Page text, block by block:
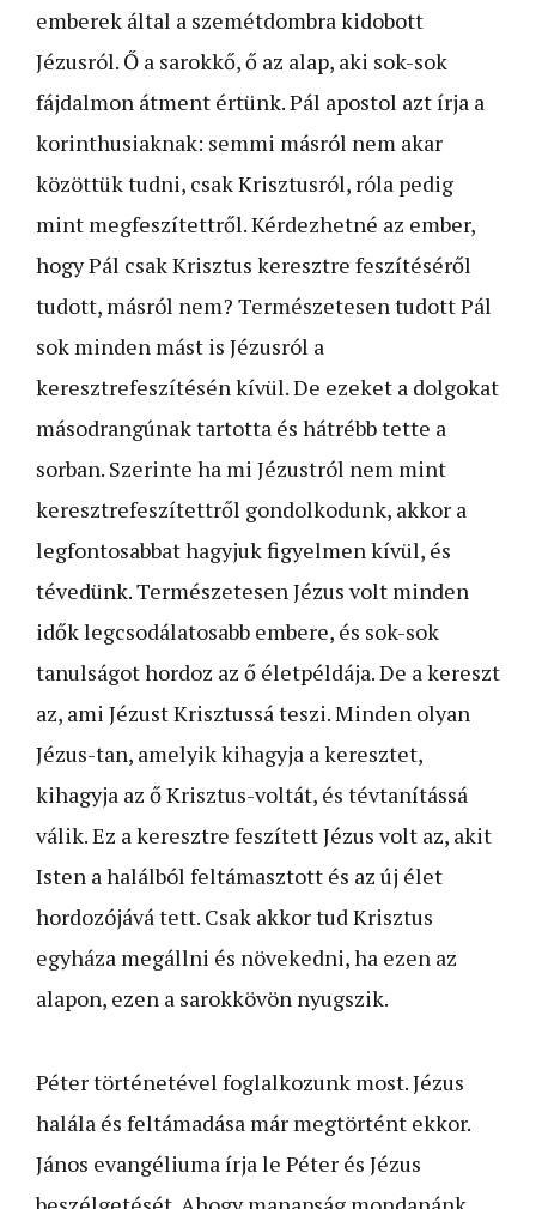
emberek által a szemétdombra kidobott
Jézusról. Ő a sarokkő, ő az alap, aki sok-sok
fájdalmon átment értünk. Pál apostol azt írja a
korinthusiaknak: semmi másról nem akar
közöttük tudni, csak Krisztusról, róla pedig
mint megfeszítettről. Kérdezhetné az ember,
hogy Pál csak Krisztus keresztre feszítéséről
tudott, másról nem? Természetesen tudott Pál
sok minden mást is Jézusról a
keresztrefeszítésén kívül. De ezeket a dolgokat
másodrangúnak tartotta és hátrébb tette a
sorban. Szerinte ha mi Jézustról nem mint
keresztrefeszítettről gondolkodunk, akkor a
legfontosabbat hagyjuk figyelmen kívül, és
tévedünk. Természetesen Jézus volt minden
idők legcsodálatosabb embere, és sok-sok
tanulságot hordoz az ő életpéldája. De a kereszt
az, ami Jézust Krisztussá teszi. Minden olyan
Jézus-tan, amelyik kihagyja a keresztet,
kihagyja az ő Krisztus-voltát, és tévtanítássá
válik. Ez a keresztre feszített Jézus volt az, akit
Isten a halálból feltámasztott és az új élet
hordozójává tett. Csak akkor tud Krisztus
egyháza megállni és növekedni, ha ezen az
alapon, ezen a sarokkövön nyugszik.
Péter történetével foglalkozunk most. Jézus
halála és feltámadása már megtörtént ekkor.
János evangéliuma írja le Péter és Jézus